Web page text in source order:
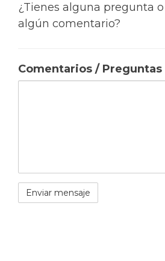
¿Tienes alguna pregunta
algún comentario?
Comentarios / Preguntas